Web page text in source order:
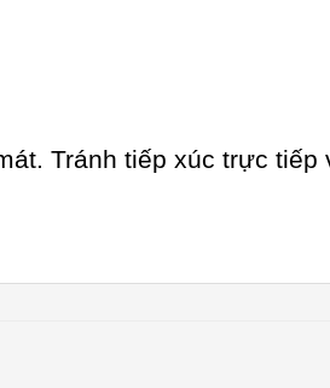
Tránh tiếp xúc trực tiếp